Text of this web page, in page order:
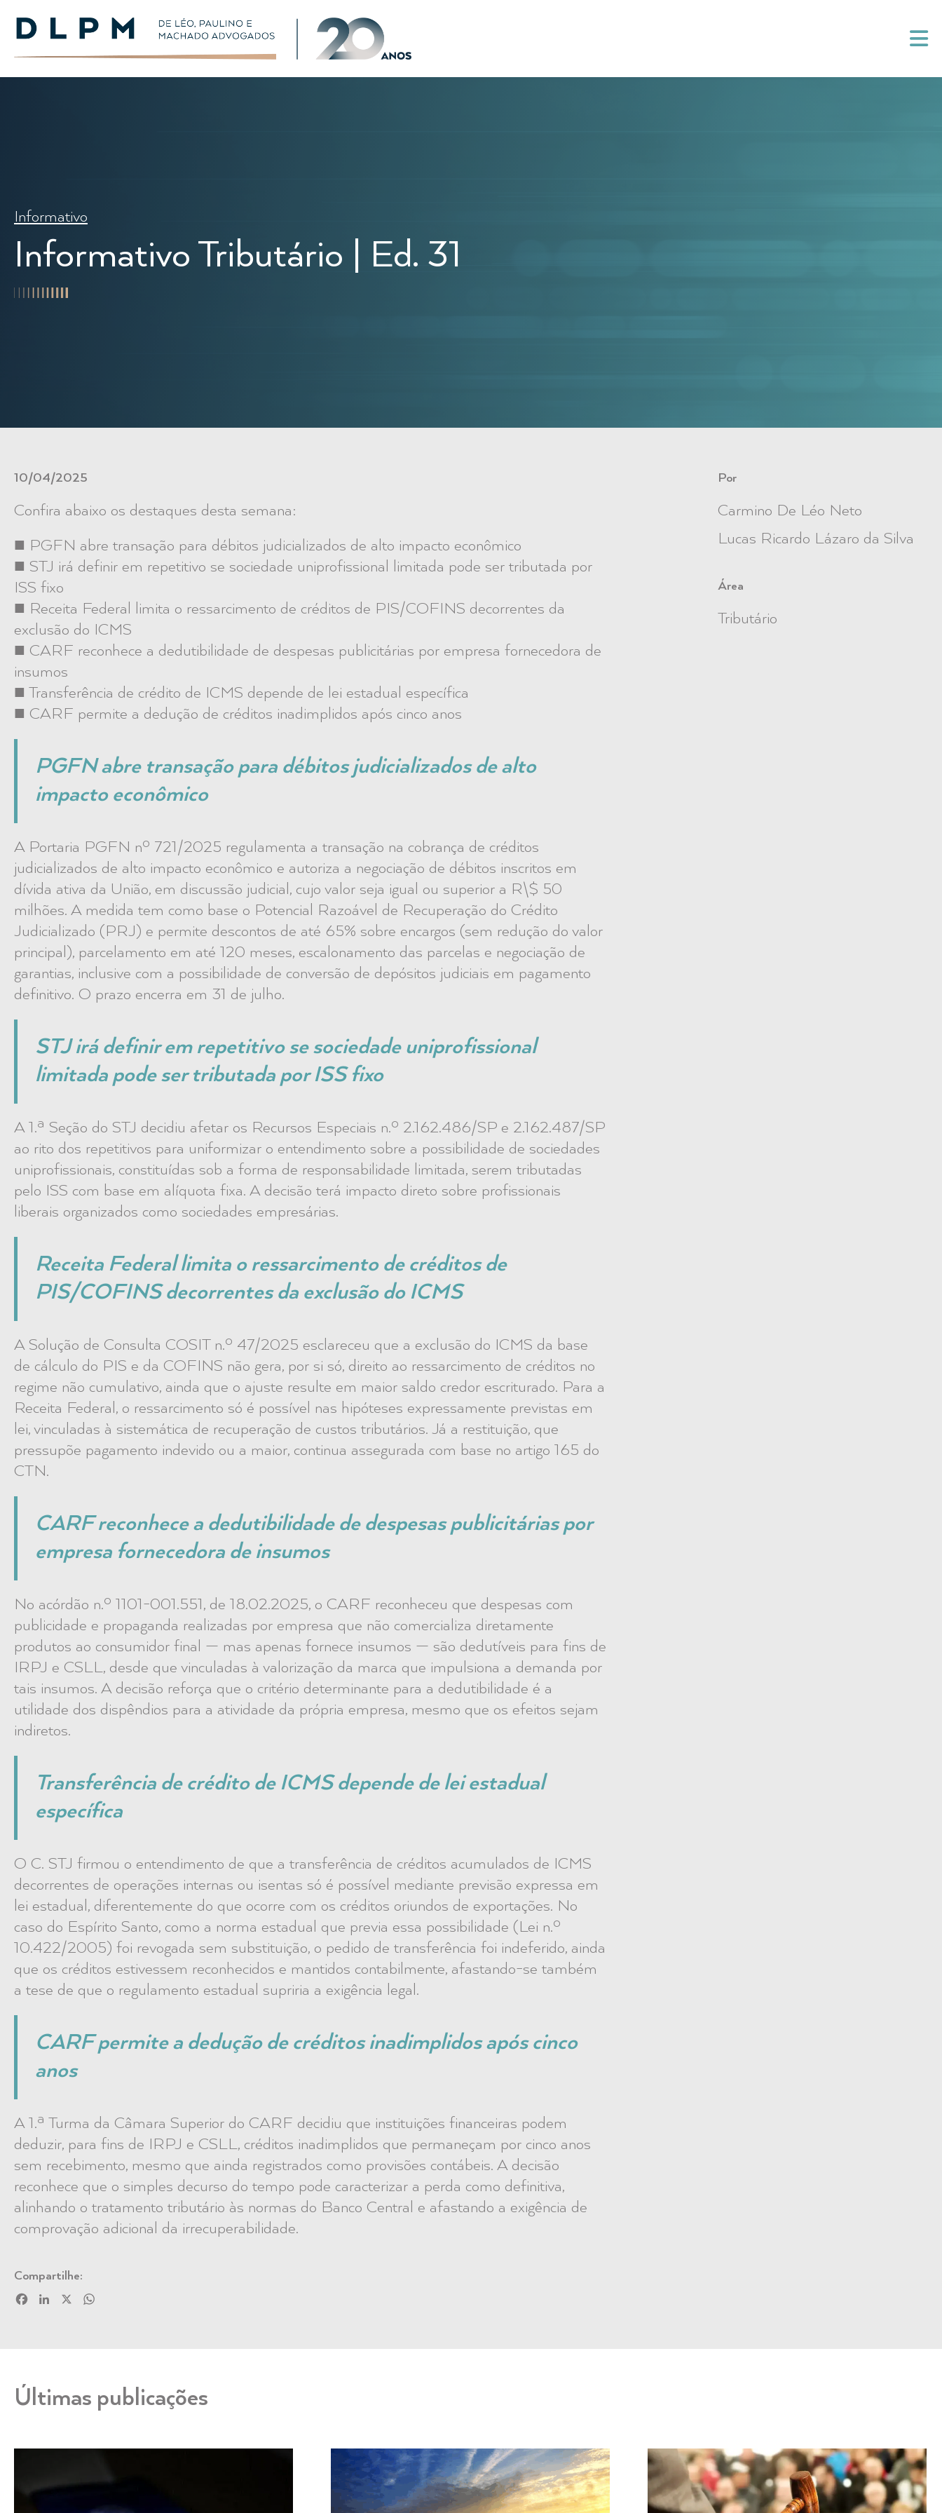
Informativo
Informativo Tributário | Ed. 31
10/04/2025
Confira abaixo os destaques desta semana:
■ PGFN abre transação para débitos judicializados de alto impacto econômico
■ STJ irá definir em repetitivo se sociedade uniprofissional limitada pode ser tributada por
ISS fixo
■ Receita Federal limita o ressarcimento de créditos de PIS/COFINS decorrentes da
exclusão do ICMS
■ CARF reconhece a dedutibilidade de despesas publicitárias por empresa fornecedora de
insumos
■ Transferência de crédito de ICMS depende de lei estadual específica
■ CARF permite a dedução de créditos inadimplidos após cinco anos
PGFN abre transação para débitos judicializados de alto
impacto econômico
A Portaria PGFN nº 721/2025 regulamenta a transação na cobrança de créditos
judicializados de alto impacto econômico e autoriza a negociação de débitos inscritos em
dívida ativa da União, em discussão judicial, cujo valor seja igual ou superior a R\$ 50
milhões. A medida tem como base o Potencial Razoável de Recuperação do Crédito
Judicializado (PRJ) e permite descontos de até 65% sobre encargos (sem redução do valor
principal), parcelamento em até 120 meses, escalonamento das parcelas e negociação de
garantias, inclusive com a possibilidade de conversão de depósitos judiciais em pagamento
definitivo. O prazo encerra em 31 de julho.
STJ irá definir em repetitivo se sociedade uniprofissional
limitada pode ser tributada por ISS fixo
A 1.ª Seção do STJ decidiu afetar os Recursos Especiais n.º 2.162.486/SP e 2.162.487/SP
ao rito dos repetitivos para uniformizar o entendimento sobre a possibilidade de sociedades
uniprofissionais, constituídas sob a forma de responsabilidade limitada, serem tributadas
pelo ISS com base em alíquota fixa. A decisão terá impacto direto sobre profissionais
liberais organizados como sociedades empresárias.
Receita Federal limita o ressarcimento de créditos de
PIS/COFINS decorrentes da exclusão do ICMS
A Solução de Consulta COSIT n.º 47/2025 esclareceu que a exclusão do ICMS da base
de cálculo do PIS e da COFINS não gera, por si só, direito ao ressarcimento de créditos no
regime não cumulativo, ainda que o ajuste resulte em maior saldo credor escriturado. Para a
Receita Federal, o ressarcimento só é possível nas hipóteses expressamente previstas em
lei, vinculadas à sistemática de recuperação de custos tributários. Já a restituição, que
pressupõe pagamento indevido ou a maior, continua assegurada com base no artigo 165 do
CTN.
CARF reconhece a dedutibilidade de despesas publicitárias por
empresa fornecedora de insumos
No acórdão n.º 1101-001.551, de 18.02.2025, o CARF reconheceu que despesas com
publicidade e propaganda realizadas por empresa que não comercializa diretamente
produtos ao consumidor final — mas apenas fornece insumos — são dedutíveis para fins de
IRPJ e CSLL, desde que vinculadas à valorização da marca que impulsiona a demanda por
tais insumos. A decisão reforça que o critério determinante para a dedutibilidade é a
utilidade dos dispêndios para a atividade da própria empresa, mesmo que os efeitos sejam
indiretos.
Transferência de crédito de ICMS depende de lei estadual
específica
O C. STJ firmou o entendimento de que a transferência de créditos acumulados de ICMS
decorrentes de operações internas ou isentas só é possível mediante previsão expressa em
lei estadual, diferentemente do que ocorre com os créditos oriundos de exportações. No
caso do Espírito Santo, como a norma estadual que previa essa possibilidade (Lei n.º
10.422/2005) foi revogada sem substituição, o pedido de transferência foi indeferido, ainda
que os créditos estivessem reconhecidos e mantidos contabilmente, afastando-se também
a tese de que o regulamento estadual supriria a exigência legal.
CARF permite a dedução de créditos inadimplidos após cinco
anos
A 1.ª Turma da Câmara Superior do CARF decidiu que instituições financeiras podem
deduzir, para fins de IRPJ e CSLL, créditos inadimplidos que permaneçam por cinco anos
sem recebimento, mesmo que ainda registrados como provisões contábeis. A decisão
reconhece que o simples decurso do tempo pode caracterizar a perda como definitiva,
alinhando o tratamento tributário às normas do Banco Central e afastando a exigência de
comprovação adicional da irrecuperabilidade.
Por
Carmino De Léo Neto
Lucas Ricardo Lázaro da Silva
Área
Tributário
Compartilhe:
FacebookLinkedIn
Últimas publicações